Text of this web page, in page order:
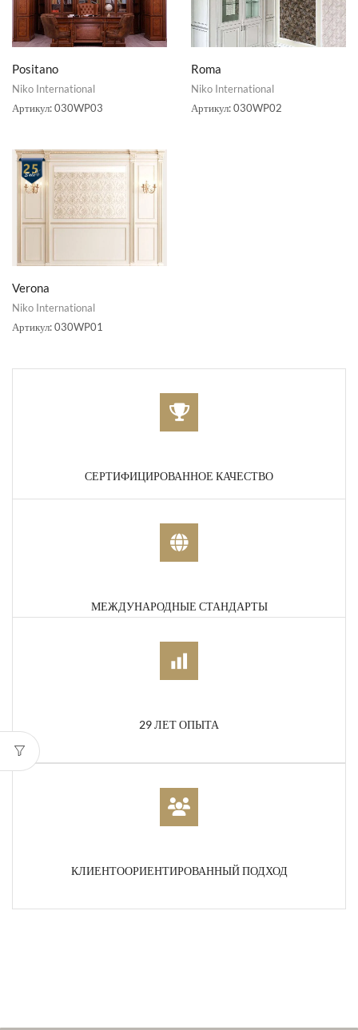
Positano
Niko International
Артикул:030WP03
Roma
Niko International
Артикул:030WP02
Verona
Niko International
Артикул:030WP01
СЕРТИФИЦИРОВАННОЕ КАЧЕСТВО
МЕЖДУНАРОДНЫЕ СТАНДАРТЫ
29 ЛЕТ ОПЫТА
КЛИЕНТООРИЕНТИРОВАННЫЙ ПОДХОД